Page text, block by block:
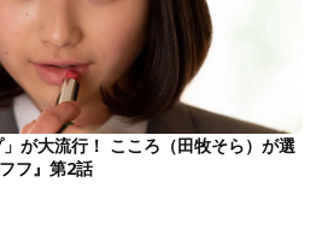
が大流行！ こころ（田牧そら）が選
フ』第2話